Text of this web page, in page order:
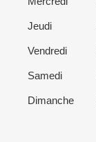
Jeudi
Vendredi
Samedi
Dimanche